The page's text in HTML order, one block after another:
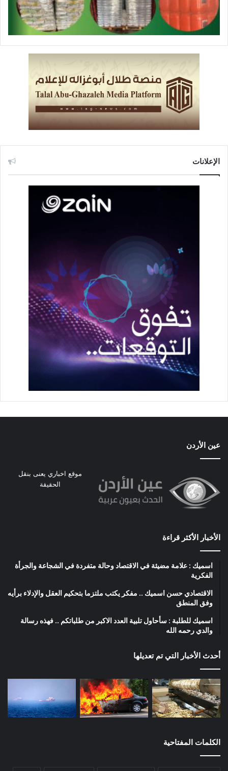
الإعلانات
عين الأردن
موقع اخباري يعنى بنقل
الحقيقة
الأخبار الأكثر قراءة
اسميك : علامة مضيئة في الاقتصاد وحالة متفردة في الشجاعة والجرأة
الفكرية
الاقتصادي حسن اسميك .. مفكر يكتب ملتزما بتحكيم العقل والإدلاء برأيه
وفق المنطق
اسميك للطلبة : سأحاول تلبية العدد الاكبر من طلباتكم .. فهذه رسالة
والدي رحمه الله
أحدث الأخبار التي تم تعديلها
الكلمات المفتاحية